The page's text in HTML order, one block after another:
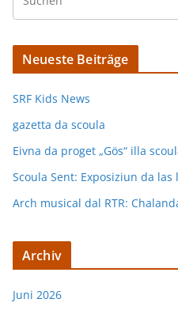
Neueste Beiträge
SRF Kids News
gazetta da scoula
Eivna da proget „Gös“ illa
Scoula Sent: Exposiziun da las
Arch musical dal RTR:
Archiv
Juni 2026